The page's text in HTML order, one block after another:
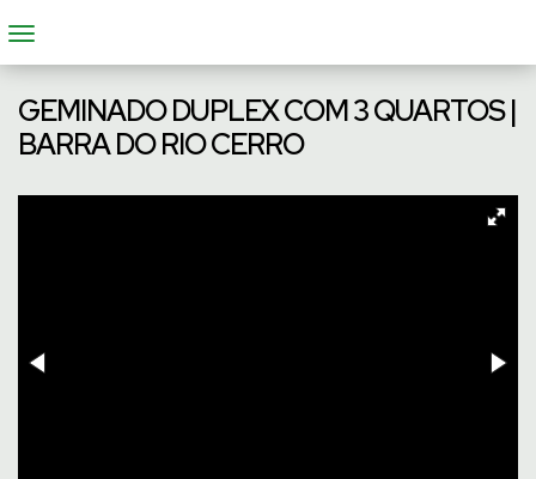
GEMINADO DUPLEX COM 3 QUARTOS |
BARRA DO RIO CERRO